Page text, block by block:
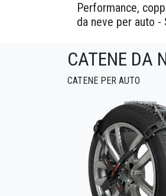
Performance,
da neve per auto -
CATENE DA
CATENE PER AUTO